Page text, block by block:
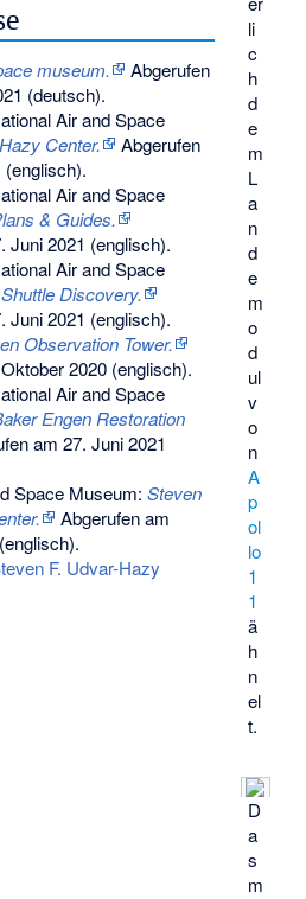
li
c
h
d
e
m
L
a
n
d
e
m
o
d
ul
v
o
n
A
p
ol
lo
1
1
ä
h
n
el
t.
D
a
s
m
museum.
Abgerufen
(deutsch).
Air and Space
Center.
Abgerufen
(englisch).
Air and Space
& Guides.
Juni 2021 (englisch).
Air and Space
Discovery.
Juni 2021 (englisch).
Observation Tower.
2020 (englisch).
Air and Space
Engen Restoration
am 27. Juni 2021
Space Museum:Steven
Abgerufen am
(englisch).
F. Udvar-Hazy